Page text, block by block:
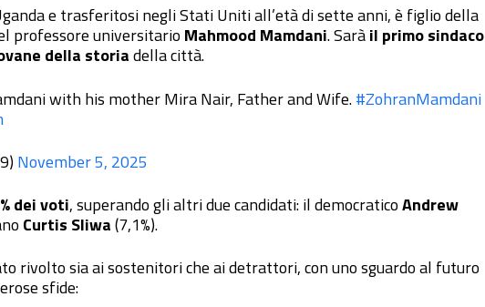
e trasferitosi negli Stati Uniti all’età di sette anni, è figlio della
professore universitario Mahmood Mamdani. Saràil primo sindaco
della storiadella città.
with his mother Mira Nair, Father and Wife.#ZohranMamdani
November 5, 2025
dei voti, superando gli altri due candidati: il democraticoAndrew
Curtis Sliwa(7,1%).
rivolto sia ai sostenitori che ai detrattori, con uno sguardo al futuro
sfide: